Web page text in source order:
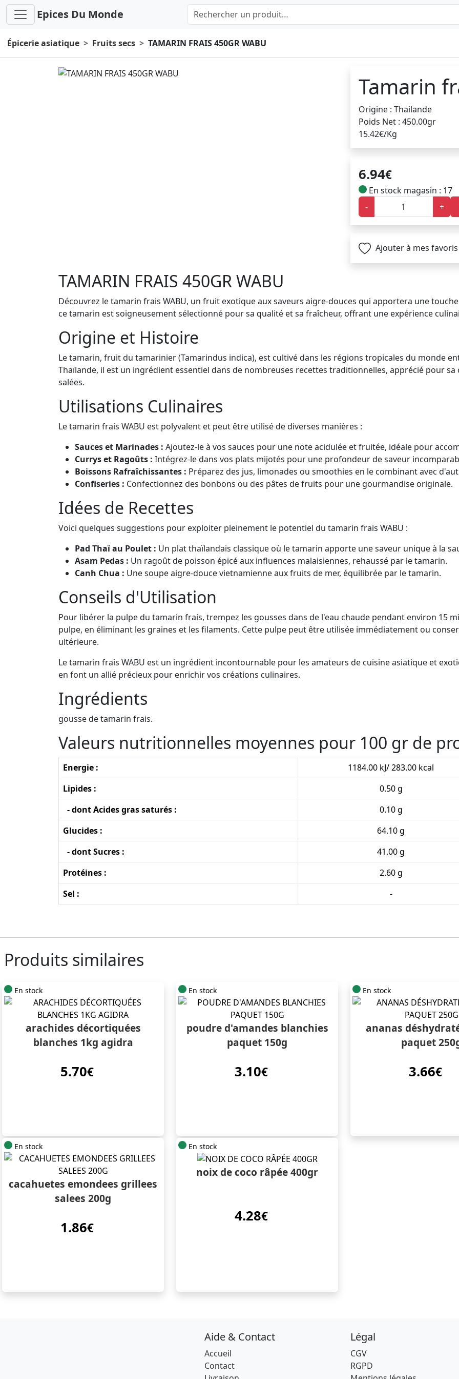
Epices Du Monde
Épicerie asiatique Fruits secs TAMARIN FRAIS 450GR WABU
Tamarin
Origine : Thailande
Poids Net : 450.00gr
15.42€/Kg
6.94€
En stock magasin : 17
-
+
Ajouter à mes favoris
TAMARIN FRAIS 450GR WABU
Découvrez le tamarin frais WABU, un fruit exotique aux saveurs aigre-douces qui apportera une
ce tamarin est soigneusement sélectionné pour sa qualité et sa fraîcheur, offrant une expérience
Origine et Histoire
Le tamarin, fruit du tamarinier (Tamarindus indica), est cultivé dans les régions tropicales du monde
Thaïlande, il est un ingrédient essentiel dans de nombreuses recettes traditionnelles, apprécié pour
salées.
Utilisations Culinaires
Le tamarin frais WABU est polyvalent et peut être utilisé de diverses manières :
Sauces et Marinades : Ajoutez-le à vos sauces pour une note acidulée et fruitée, idéale pour
Currys et Ragoûts : Intégrez-le dans vos plats mijotés pour une profondeur de saveur
Boissons Rafraîchissantes : Préparez des jus, limonades ou smoothies en le combinant avec
Confiseries : Confectionnez des bonbons ou des pâtes de fruits pour une gourmandise originale.
Idées de Recettes
Voici quelques suggestions pour exploiter pleinement le potentiel du tamarin frais WABU :
Pad Thaï au Poulet : Un plat thaïlandais classique où le tamarin apporte une saveur unique à la
Asam Pedas : Un ragoût de poisson épicé aux influences malaisiennes, rehaussé par le tamarin.
Canh Chua : Une soupe aigre-douce vietnamienne aux fruits de mer, équilibrée par le tamarin.
Conseils d'Utilisation
Pour libérer la pulpe du tamarin frais, trempez les gousses dans de l'eau chaude pendant environ 15
pulpe, en éliminant les graines et les filaments. Cette pulpe peut être utilisée immédiatement ou
ultérieure.
Le tamarin frais WABU est un ingrédient incontournable pour les amateurs de cuisine asiatique et
en font un allié précieux pour enrichir vos créations culinaires.
Ingrédients
gousse de tamarin frais.
Valeurs nutritionnelles moyennes pour 100 gr de
Energie :
1184.00 kJ/ 283.00 kcal
Lipides :
0.50 g
- dont Acides gras saturés :
0.10 g
Glucides :
64.10 g
- dont Sucres :
41.00 g
Protéines :
2.60 g
Sel :
-
Produits similaires
En stock
arachides décortiquées
blanches 1kg agidra
5.70€
En stock
poudre d'amandes blanchies
paquet 150g
3.10€
En stock
ananas
paquet
3.66€
En stock
cacahuetes emondees grillees
salees 200g
1.86€
En stock
noix de coco râpée 400gr
4.28€
Aide & Contact
Accueil
Contact
Légal
CGV
RGPD